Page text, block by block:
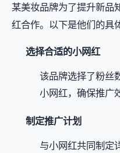
某美妆品牌为了提升新品
红合作。以下是他们的具
选择合适的小网红
该品牌选择了粉丝
小网红，确保推广
制定推广计划
与小网红共同制定